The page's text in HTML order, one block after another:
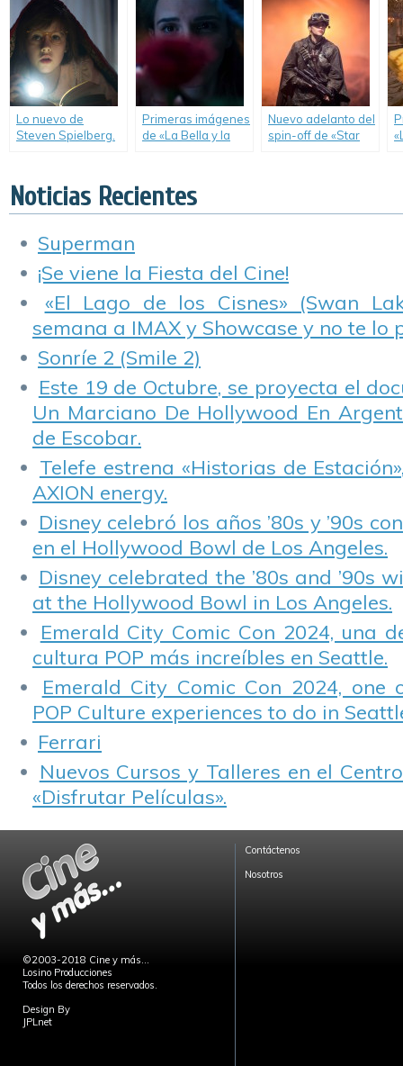
nuevas
producciones
animadas de
Disney.
Lo nuevo de
Steven Spielberg.
Primeras imágenes
de «La Bella y la
Nuevo adelanto del
spin-off de «Star
Noticias Recientes
Superman
¡Se viene la Fiesta del Cine!
«El Lago de los Cisnes» (Swan
semana a IMAX y Showcase y no te lo
Sonríe 2 (Smile 2)
Este 19 de Octubre, se proyecta el
Un Marciano De Hollywood En
de Escobar.
Telefe estrena «Historias de
AXION energy.
Disney celebró los años ’80s y ’90s
en el Hollywood Bowl de Los Angeles.
Disney celebrated the ’80s and ’90s
at the Hollywood Bowl in Los Angeles.
Emerald City Comic Con 2024, una
cultura POP más increíbles en Seattle.
Emerald City Comic Con 2024,
POP Culture experiences to do in
Ferrari
Nuevos Cursos y Talleres en el
«Disfrutar Películas».
©2003-2018 Cine y más...
Losino Producciones
Todos los derechos reservados.
Design By
JPLnet
Contáctenos
Nosotros